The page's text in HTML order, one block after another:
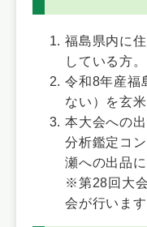
福島県内に
している方。
令和8年産福
ない）を玄
本大会への
分析鑑定コ
瀬への出品
※第28回大
会が行います